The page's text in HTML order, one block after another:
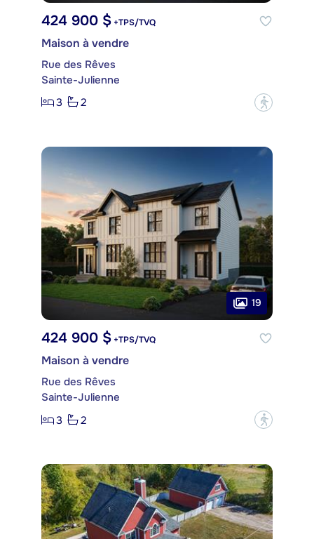
424 900 $ +TPS/TVQ
Maison à vendre
Rue des Rêves
Sainte-Julienne
3
2 ?
19
424 900 $ +TPS/TVQ
Maison à vendre
Rue des Rêves
Sainte-Julienne
3
2 ?